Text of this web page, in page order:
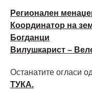
Регионален
Координатор на
Богданци
Вилушкарист –
Останатите огласи од
ТУКА.